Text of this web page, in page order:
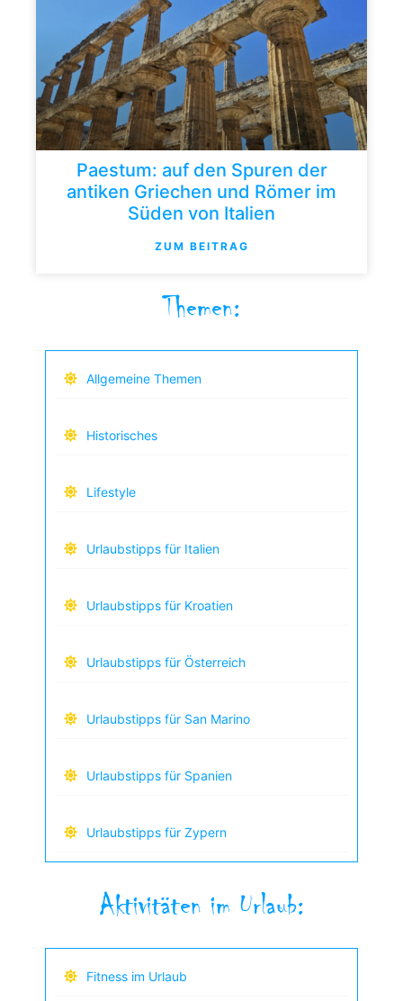
Paestum: auf den Spuren der
antiken Griechen und Römer im
Süden von Italien
ZUM BEITRAG
Themen:
Allgemeine Themen
Historisches
Lifestyle
Urlaubstipps für Italien
Urlaubstipps für Kroatien
Urlaubstipps für Österreich
Urlaubstipps für San Marino
Urlaubstipps für Spanien
Urlaubstipps für Zypern
Aktivitäten im Urlaub:
Fitness im Urlaub